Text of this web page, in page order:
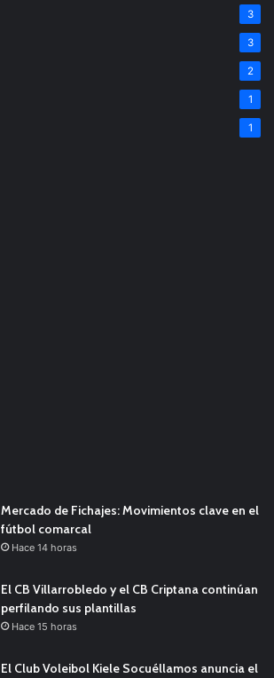
3
3
2
1
1
Mercado de Fichajes: Movimientos clave en el
fútbol comarcal
Hace 14 horas
El CB Villarrobledo y el CB Criptana continúan
perfilando sus plantillas
Hace 15 horas
El Club Voleibol Kiele Socuéllamos anuncia el